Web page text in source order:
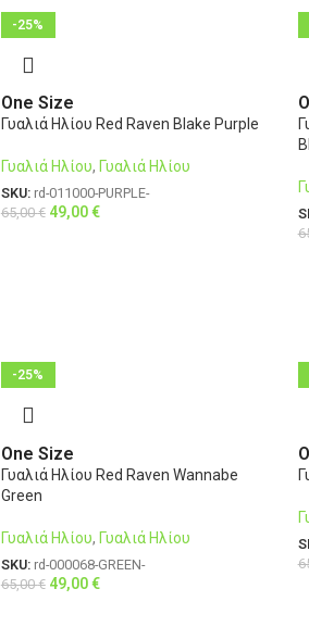
-25%
One Size
Γυαλιά Ηλίου Red Raven Blake Purple
Γυαλιά Ηλίου, Γυαλιά Ηλίου
SKU: rd-011000-PURPLE-
65,00€ 49,00€
-25%
One Size
Γυαλιά Ηλίου Red Raven Wannabe
Green
Γυαλιά Ηλίου, Γυαλιά Ηλίου
SKU: rd-000068-GREEN-
65,00€ 49,00€